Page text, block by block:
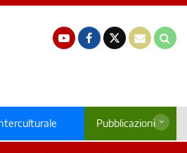
Pubblicazioni